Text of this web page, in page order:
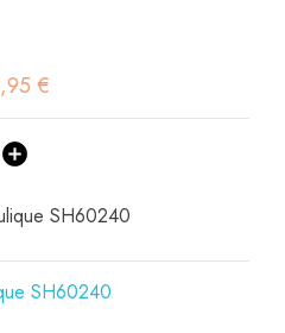
€
SH60240